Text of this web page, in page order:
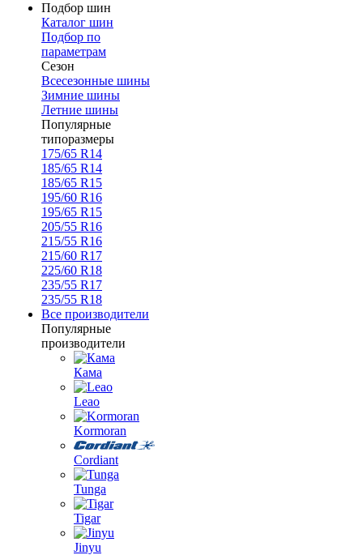
Подбор шин
Каталог шин
Подбор по
параметрам
Сезон
Всесезонные шины
Зимние шины
Летние шины
Популярные
типоразмеры
175/65 R14
185/65 R14
185/65 R15
195/60 R16
195/65 R15
205/55 R16
215/55 R16
215/60 R17
225/60 R18
235/55 R17
235/55 R18
Все производители
Популярные
производители
Кама
Leao
Kormoran
Cordiant
Tunga
Tigar
Jinyu